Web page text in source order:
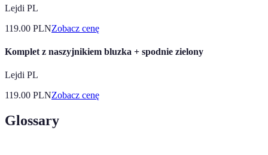
Lejdi PL
119.00 PLNZobacz cenę
Komplet z naszyjnikiem bluzka + spodnie zielony
Lejdi PL
119.00 PLNZobacz cenę
Glossary